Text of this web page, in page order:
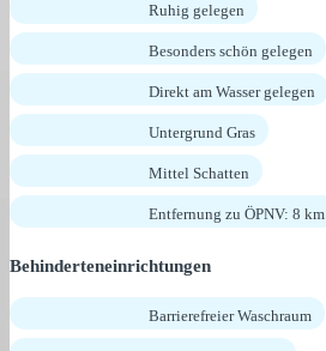
Ruhig gelegen
Besonders schön gelegen
Direkt am Wasser gelegen
Untergrund Gras
Mittel Schatten
Entfernung zu ÖPNV: 8 km
Behinderteneinrichtungen
Barrierefreier Waschraum